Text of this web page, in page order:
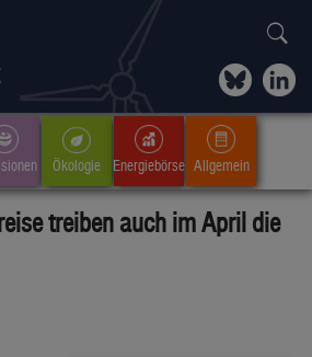
Ökologie Energiebörse Allgemein
treiben auch im April die